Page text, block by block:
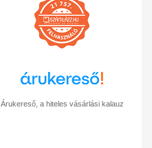
Árukereső, a hiteles vásárlási kalauz